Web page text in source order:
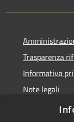
Trasparenza
Informativa
Note legali
Dichiarazione